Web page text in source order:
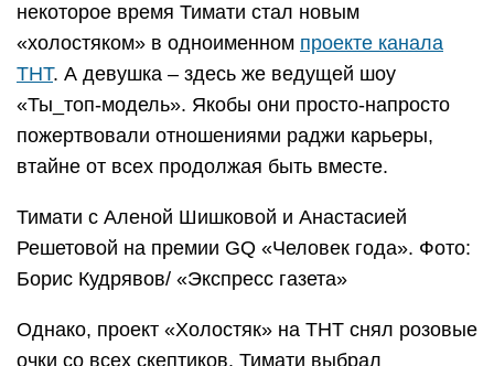
некоторое время Тимати стал новым
«холостяком» в одноименном проекте канала
ТНТ. А девушка – здесь же ведущей шоу
«Ты_топ-модель». Якобы они просто-напросто
пожертвовали отношениями раджи карьеры,
втайне от всех продолжая быть вместе.
Тимати с Аленой Шишковой и Анастасией
Решетовой на премии GQ «Человек года». Фото:
Борис Кудрявов/ «Экспресс газета»
Однако, проект «Холостяк» на ТНТ снял розовые
очки со всех скептиков. Тимати выбрал